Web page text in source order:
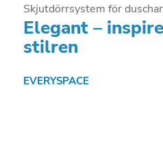
Skjutdörrsystem för duschar
Elegant –
stilren
EVERYSPACE